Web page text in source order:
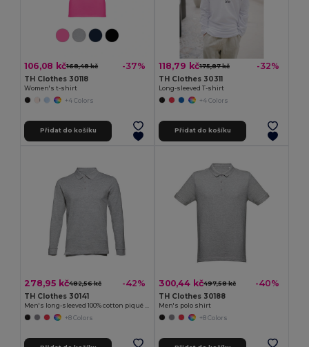
106,08 kč168,48 kč -37%
TH Clothes 30118
Women's t-shirt
+4 Colors
Přidat do košíku
118,79 kč175,87 kč -32%
TH Clothes 30311
Long-sleeved T-shirt
+4 Colors
Přidat do košíku
278,95 kč482,56 kč -42%
TH Clothes 30141
+8 Colors
300,44 kč497,58 kč -40%
TH Clothes 30188
Men's polo shirt
+8 Colors